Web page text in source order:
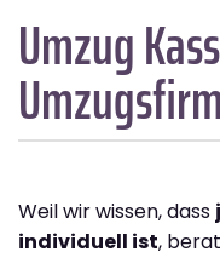
Umzug
Weil wir wissen, dass
individuell ist,